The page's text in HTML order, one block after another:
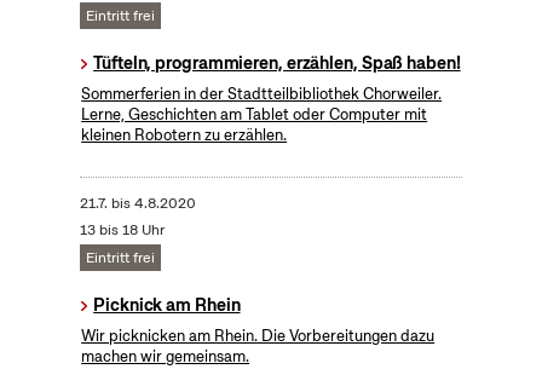
Eintritt frei
Tüfteln, programmieren, erzählen, Spaß haben!
Sommerferien in der Stadtteilbibliothek Chorweiler.
Lerne, Geschichten am Tablet oder Computer mit
kleinen Robotern zu erzählen.
21.7. bis4.8.2020
13 bis 18 Uhr
Eintritt frei
Picknick am Rhein
Wir picknicken am Rhein. Die Vorbereitungen dazu
machen wir gemeinsam.